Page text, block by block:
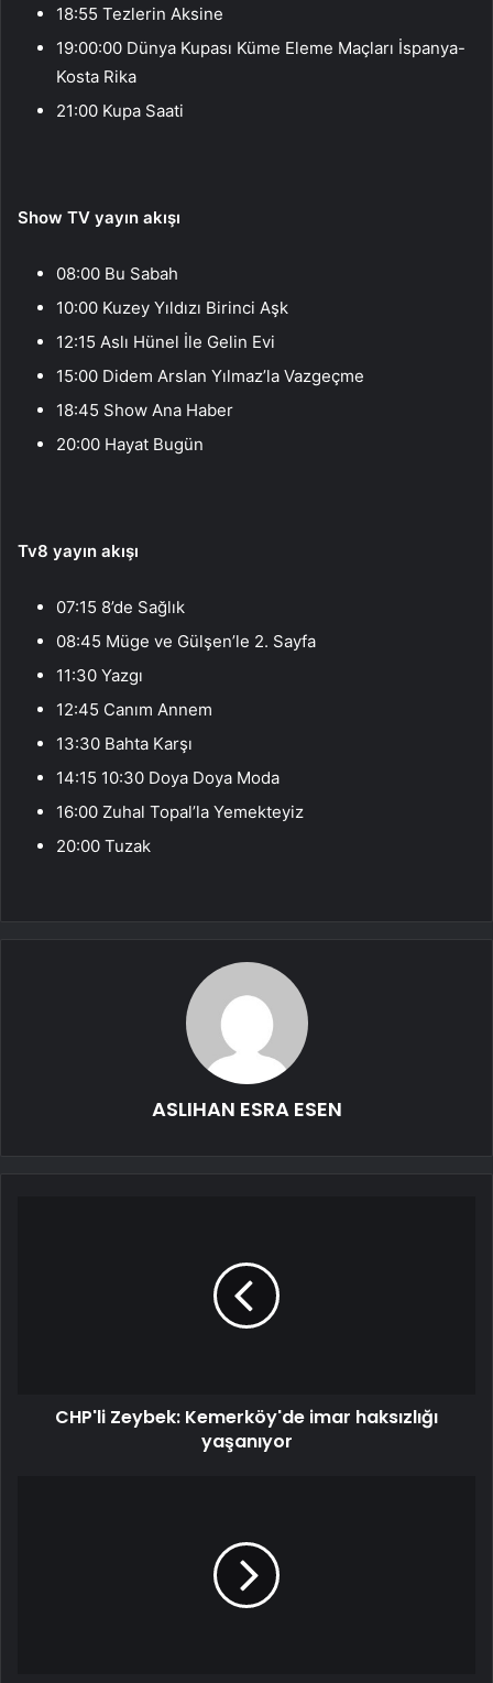
18:55 Tezlerin Aksine
19:00:00 Dünya Kupası Küme Eleme Maçları İspanya-
Kosta Rika
21:00 Kupa Saati
Show TV yayın akışı
08:00 Bu Sabah
10:00 Kuzey Yıldızı Birinci Aşk
12:15 Aslı Hünel İle Gelin Evi
15:00 Didem Arslan Yılmaz’la Vazgeçme
18:45 Show Ana Haber
20:00 Hayat Bugün
Tv8 yayın akışı
07:15 8’de Sağlık
08:45 Müge ve Gülşen’le 2. Sayfa
11:30 Yazgı
12:45 Canım Annem
13:30 Bahta Karşı
14:15 10:30 Doya Doya Moda
16:00 Zuhal Topal’la Yemekteyiz
20:00 Tuzak
ASLIHAN ESRA ESEN
CHP'li Zeybek: Kemerköy'de imar haksızlığı
yaşanıyor